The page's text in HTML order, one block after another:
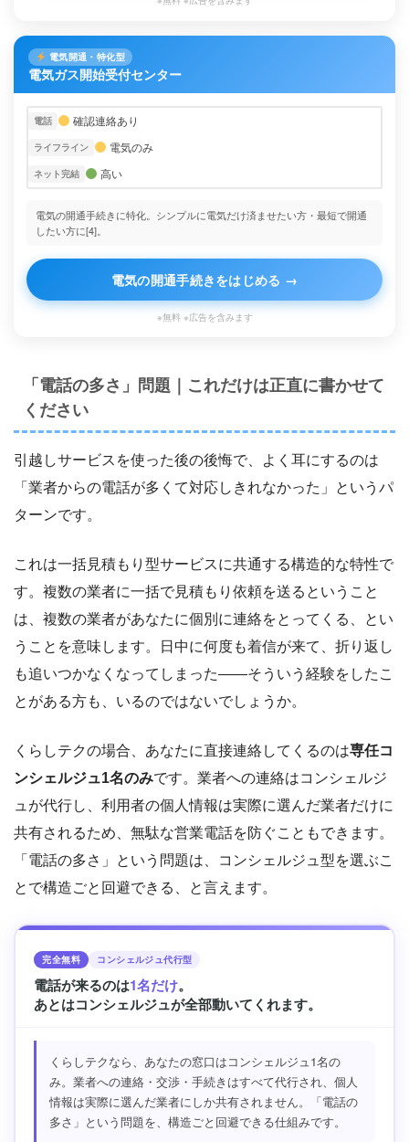
電気開通・特化型
電気ガス開始受付センター
電話 確認連絡あり
ライフライン 電気のみ
ネット完結 高い
電気の開通手続きに特化。シンプルに電気だけ済ませたい方・最短で開通
したい方に[4]。
電気の開通手続きをはじめる →
※無料 ※広告を含みます
「電話の多さ」問題｜これだけは正直に書かせて
ください
引越しサービスを使った後の後悔で、よく耳にするのは
「業者からの電話が多くて対応しきれなかった」というパ
ターンです。
これは一括見積もり型サービスに共通する構造的な特性で
す。複数の業者に一括で見積もり依頼を送るということ
は、複数の業者があなたに個別に連絡をとってくる、とい
うことを意味します。日中に何度も着信が来て、折り返し
も追いつかなくなってしまった――そういう経験をしたこ
とがある方も、いるのではないでしょうか。
くらしテクの場合、あなたに直接連絡してくるのは専任コ
ンシェルジュ1名のみです。業者への連絡はコンシェルジ
ュが代行し、利用者の個人情報は実際に選んだ業者だけに
共有されるため、無駄な営業電話を防ぐこともできます。
「電話の多さ」という問題は、コンシェルジュ型を選ぶこ
とで構造ごと回避できる、と言えます。
完全無料 コンシェルジュ代行型
電話が来るのは1名だけ。
あとはコンシェルジュが全部動いてくれます。
くらしテクなら、あなたの窓口はコンシェルジュ1名の
み。業者への連絡・交渉・手続きはすべて代行され、個人
情報は実際に選んだ業者にしか共有されません。「電話の
多さ」という問題を、構造ごと回避できる仕組みです。